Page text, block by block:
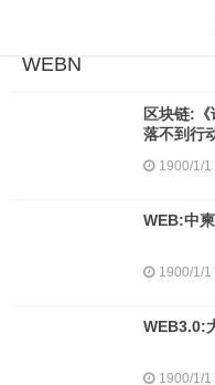
WEBN
区块链:《
落不到行
1900/1/1
WEB:中
1900/1/1
WEB3.0:
1900/1/1